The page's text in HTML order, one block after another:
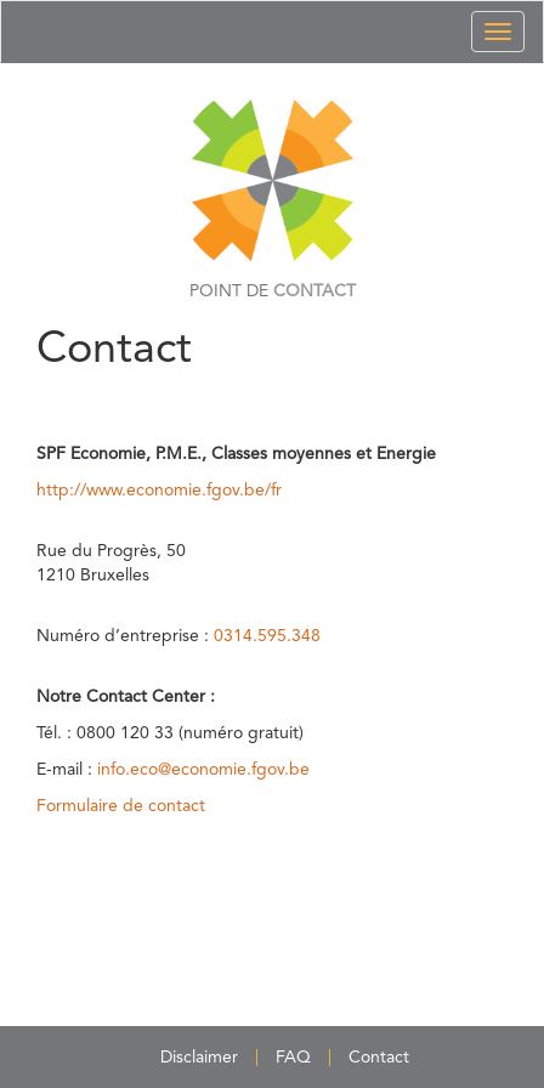
POINT DE CONTACT
Contact
SPF Economie, P.M.E., Classes moyennes et Energie
http://www.economie.fgov.be/fr
Rue du Progrès, 50
1210 Bruxelles
Numéro d’entreprise : 0314.595.348
Notre Contact Center :
Tél. : 0800 120 33 (numéro gratuit)
E-mail : info.eco@economie.fgov.be
Formulaire de contact
Disclaimer FAQ Contact